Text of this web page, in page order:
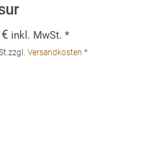
€ inkl. MwSt. *
zzgl.Versandkosten *